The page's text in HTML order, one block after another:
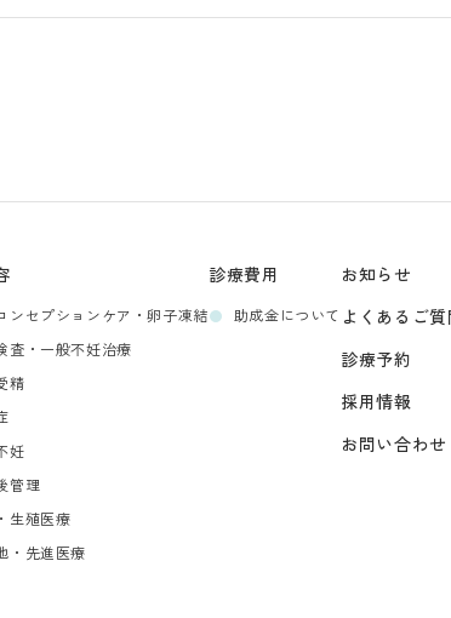
ンセプションケア・卵子凍結
査・一般不妊治療
精
妊
管理
生殖医療
・先進医療
診療費用
助成金について
お知らせ
よくあるご
診療予約
採用情報
お問い合わせ